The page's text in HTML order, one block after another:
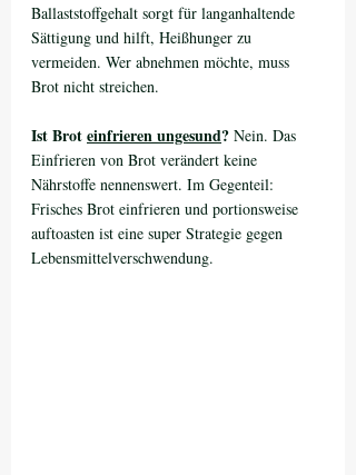
Ballaststoffgehalt sorgt für langanhaltende
Sättigung und hilft, Heißhunger zu
vermeiden. Wer abnehmen möchte, muss
Brot nicht streichen.
Ist Brot einfrieren ungesund? Nein. Das
Einfrieren von Brot verändert keine
Nährstoffe nennenswert. Im Gegenteil:
Frisches Brot einfrieren und portionsweise
auftoasten ist eine super Strategie gegen
Lebensmittelverschwendung.